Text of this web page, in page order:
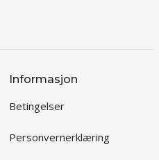
Informasjon
Betingelser
Personvernerklæring